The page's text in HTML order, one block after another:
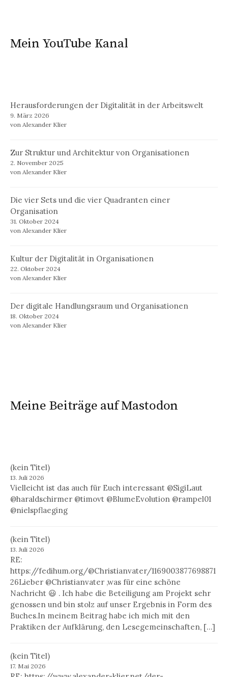
Mein YouTube Kanal
Herausforderungen der Digitalität in der Arbeitswelt
9. März 2026
von Alexander Klier
Zur Struktur und Architektur von Organisationen
2. November 2025
von Alexander Klier
Die vier Sets und die vier Quadranten einer
Organisation
31. Oktober 2024
von Alexander Klier
Kultur der Digitalität in Organisationen
22. Oktober 2024
von Alexander Klier
Der digitale Handlungsraum und Organisationen
18. Oktober 2024
von Alexander Klier
Meine Beiträge auf Mastodon
(kein Titel)
13. Juli 2026
Vielleicht ist das auch für Euch interessant @SigiLaut
@haraldschirmer @timovt @BlumeEvolution @rampel01
@nielspflaeging
(kein Titel)
13. Juli 2026
RE:
https://fedihum.org/@Christianvater/1169003877698871
26Lieber @Christianvater ,was für eine schöne
Nachricht 😃 . Ich habe die Beteiligung am Projekt sehr
genossen und bin stolz auf unser Ergebnis in Form des
Buches.In meinem Beitrag habe ich mich mit den
Praktiken der Aufklärung, den Lesegemeinschaften, […]
(kein Titel)
17. Mai 2026